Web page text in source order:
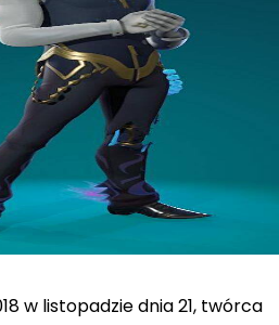
w listopadzie dnia 21, twórca